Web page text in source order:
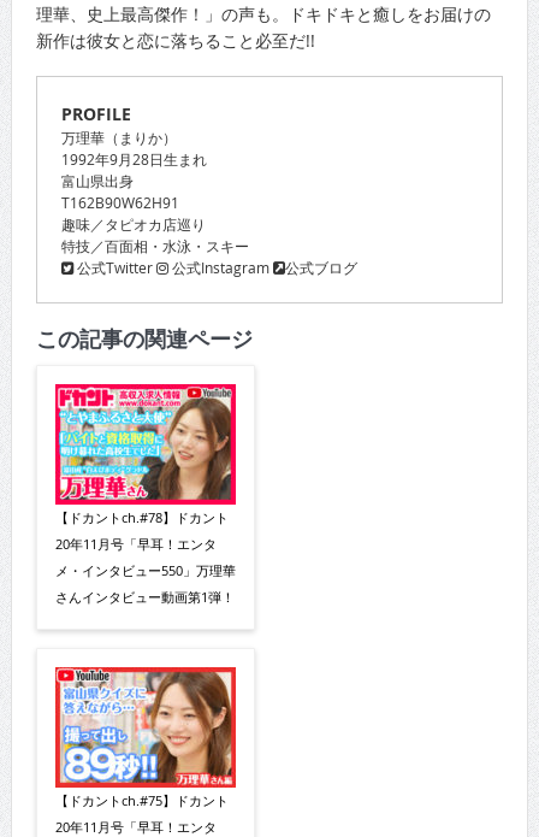
理華、史上最高傑作！」の声も。ドキドキと癒しをお届けの
新作は彼女と恋に落ちること必至だ!!
PROFILE
万理華（まりか）
1992年9月28日生まれ
富山県出身
T162B90W62H91
趣味／タピオカ店巡り
特技／百面相・水泳・スキー
公式Twitter
公式Instagram 公式ブログ
この記事の関連ページ
【ドカントch.#78】ドカント
20年11月号「早耳！エンタ
メ・インタビュー550」万理華
さんインタビュー動画第1弾！
【ドカントch.#75】ドカント
20年11月号「早耳！エンタ